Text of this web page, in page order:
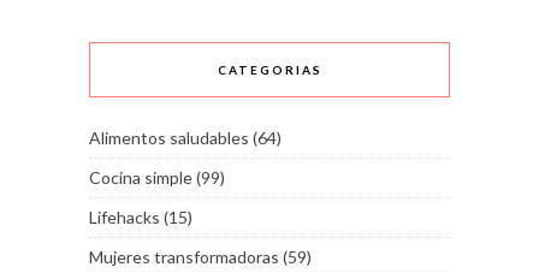
CATEGORIAS
Alimentos saludables (64)
Cocina simple(99)
Lifehacks (15)
Mujeres transformadoras (59)